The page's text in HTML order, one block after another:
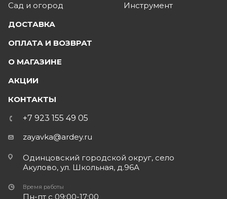
Сад и огород
Инструмент
ДОСТАВКА
ОПЛАТА И ВОЗВРАТ
О МАГАЗИНЕ
АКЦИИ
КОНТАКТЫ
+7 923 155 49 05
zayavka@ardey.ru
Одинцовский городской округ, село
Акулово, ул. Школьная, д.96А
Время работы
Пн-пт с 09:00-17:00